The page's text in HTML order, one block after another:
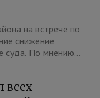
на встрече по
снижение
суда. По мнению...
всех